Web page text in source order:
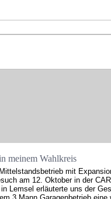
meinem Wahlkreis
mit
am 12. Oktober in der
Lemsel erläuterte uns der